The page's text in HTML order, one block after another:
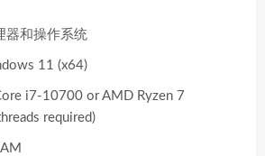
器和操作系统
11 (x64)
i7-10700 or AMD Ryzen 7
required)